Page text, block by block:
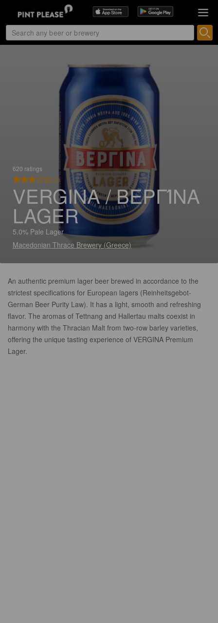
620 ratings
3.0
VERGINA / ΒΕΡΓΊΝΑ
LAGER
5.0% Pale Lager
Macedonian Thrace Brewery (Greece)
An authentic premium lager beer brewed in accordance to the
strictest specifications for European lagers (Reinheitsgebot-
German Beer Purity Law). It has a light, smooth and refreshing
flavor. The aromas of Tettnang and Hallertau malts coexist in
harmony with the Thracian Malt from two-row barley varieties,
offering the unique tasting experience of VERGINA Premium
Lager.